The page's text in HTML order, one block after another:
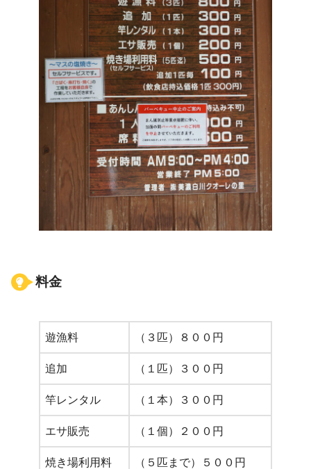
料金
遊漁料 （３匹）８００円
追加 （１匹）３００円
竿レンタル （１本）３００円
エサ販売 （１個）２００円
焼き場利用料 （５匹まで）５００円